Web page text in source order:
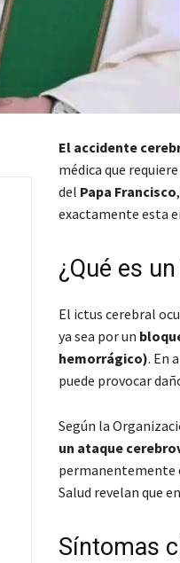
El accidente
médica que
del Papa Francisco
exactamente esta
¿Qué es
El ictus cerebral
ya sea por un
hemorrágico). En
puede provocar
Según la
un ataque
permanentemente
Salud revelan que
Síntomas